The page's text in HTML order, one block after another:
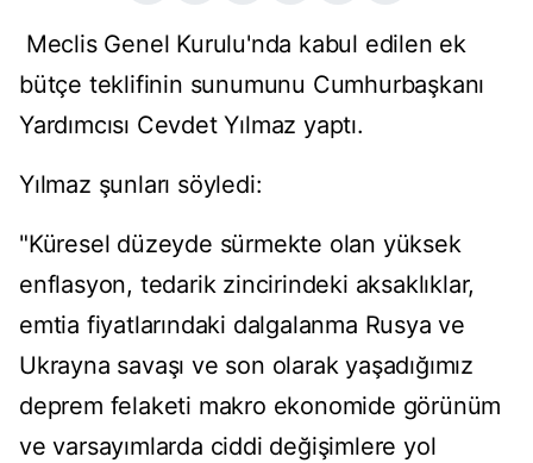
Meclis Genel Kurulu'nda kabul edilen ek
bütçe teklifinin sunumunu Cumhurbaşkanı
Yardımcısı Cevdet Yılmaz yaptı.
Yılmaz şunları söyledi:
"Küresel düzeyde sürmekte olan yüksek
enflasyon, tedarik zincirindeki aksaklıklar,
emtia fiyatlarındaki dalgalanma Rusya ve
Ukrayna savaşı ve son olarak yaşadığımız
deprem felaketi makro ekonomide görünüm
ve varsayımlarda ciddi değişimlere yol